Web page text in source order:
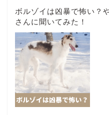
ボルゾイは凶暴で怖い？
さんに聞いてみた！